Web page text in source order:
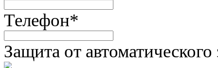
Телефон*
Защита от